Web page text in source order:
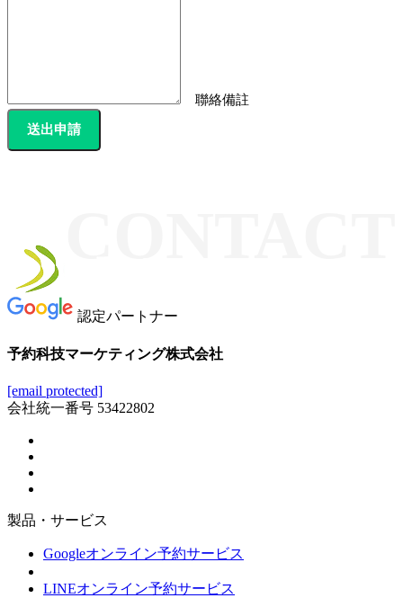
聯絡備註
送出申請
認定パートナー
予約科技マーケティング株式会社
[email protected]
会社統一番号 53422802
製品・サービス
Googleオンライン予約サービス
LINEオンライン予約サービス